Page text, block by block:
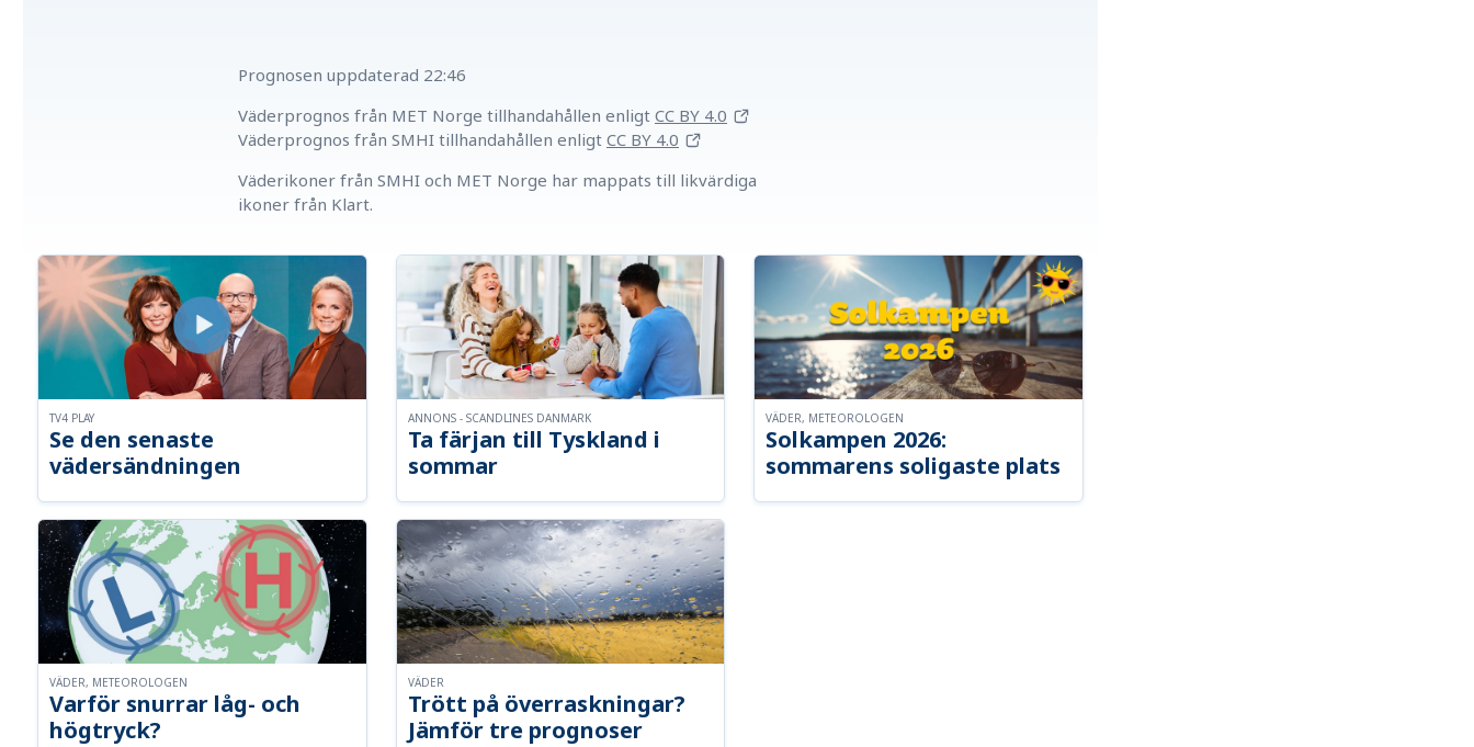
Prognosen uppdaterad 22:46
Väderprognos från MET Norge tillhandahållen enligt CC BY 4.0
Väderprognos från SMHI tillhandahållen enligt CC BY 4.0
Väderikoner från SMHI och MET Norge har mappats till likvärdiga
ikoner från Klart.
Se den senaste
vädersändningen
TV4 PLAY
Ta färjan till Tyskland i
sommar
ANNONS - SCANDLINES DANMARK
Solkampen 2026:
sommarens soligaste plats
VÄDER, METEOROLOGEN
Varför snurrar låg- och
högtryck?
VÄDER, METEOROLOGEN
Trött på överraskningar?
Jämför tre prognoser
VÄDER